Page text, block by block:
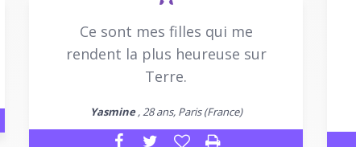
Ce sont mes filles qui me
rendent la plus heureuse sur
Terre.
Yasmine, 28 ans, Paris (France)